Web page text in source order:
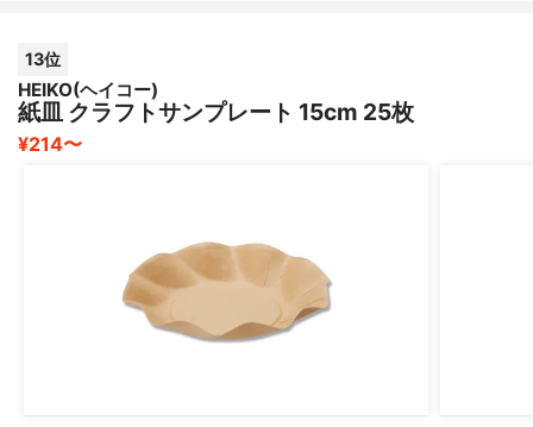
13位
HEIKO(ヘイコー)
紙皿 クラフトサンプレート 15cm 25枚
¥214〜